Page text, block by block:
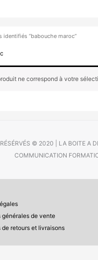
identifiés “babouche maroc”
ne correspond à votre
© 2020 | LA BOITE A
COMMUNICATION
générales de vente
de retours et livraisons